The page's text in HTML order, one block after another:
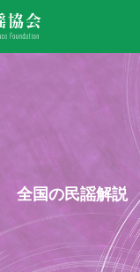
全国の民謡解説